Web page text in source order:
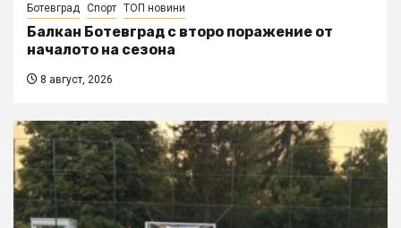
Ботевград Спорт ТОП новини
Балкан Ботевград с второ поражение от
началото на сезона
8 август, 2026